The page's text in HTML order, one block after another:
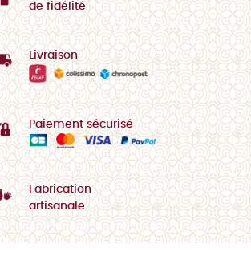
de fidélité
Livraison
Paiement sécurisé
Fabrication
artisanale